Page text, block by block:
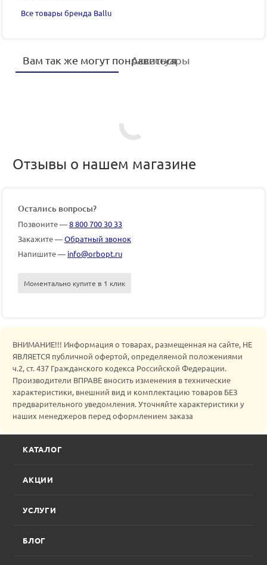
Все товары бренда Ballu
Вам так же могут понравиться
Аксессуары
Отзывы о нашем магазине
Остались вопросы?
Позвоните —8 800 700 30 33
Закажите —Обратный звонок
Напишите — info@orbopt.ru
Моментально купите в 1 клик
ВНИМАНИЕ!!! Информация о товарах, размещенная на сайте, НЕ
ЯВЛЯЕТСЯ публичной офертой, определяемой положениями
ч.2, ст. 437 Гражданского кодекса Российской Федерации.
Производители ВПРАВЕ вносить изменения в технические
характеристики, внешний вид и комплектацию товаров БЕЗ
предварительного уведомления. Уточняйте характеристики у
наших менеджеров перед оформлением заказа
КАТАЛОГ
АКЦИИ
УСЛУГИ
БЛОГ